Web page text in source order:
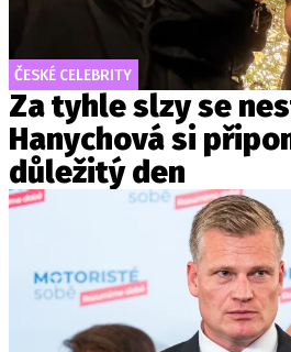
ČESKÉ CELEBRITY
Za tyhle slzy se
Hanychová si
důležitý den